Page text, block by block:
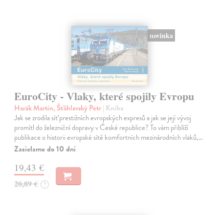
novinka
EuroCity - Vlaky, které spojily Evropu
Harák Martin, Šťáhlavský Petr| Kniha
Jak se zrodila síť prestižních evropských expresů a jak se její vývoj
promítl do železniční dopravy v České republice? To vám přiblíží
publikace o historii evropské sítě komfortních mezinárodních vlaků,…
Zasielame do 10 dní
19,43 €
20,89 € ?